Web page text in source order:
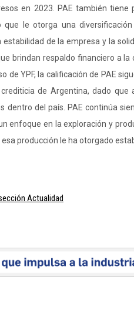
en 2023. PAE también tiene
le otorga una
de la empresa y la
brindan respaldo financiero a la
de YPF, la calificación de PAE
de Argentina, dado que
dentro del país. PAE continúa
enfoque en la exploración y
producción le ha otorgado
Actualidad